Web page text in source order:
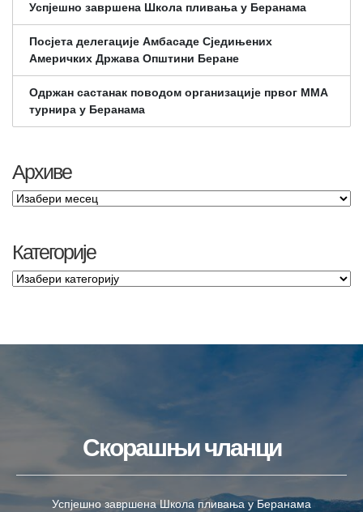
Успјешно завршена Школа пливања у Беранама
Посјета делегације Амбасаде Сједињених
Америчких Држава Општини Беране
Одржан састанак поводом организације првог ММА
турнира у Беранама
Архиве
Категорије
Скорашњи чланци
Успјешно завршена Школа пливања у Беранама